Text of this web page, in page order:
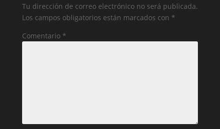
Tu dirección de correo electrónico no será publicada.
Los campos obligatorios están marcados con *
Comentario *